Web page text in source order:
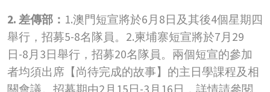
2. 差傳部： 1.澳門短宣將於6月8日及其後4個星期四
舉行，招募5-8名隊員。2.柬埔寨短宣將於7月29
日-8月3日舉行，招募20名隊員。兩個短宣的參加
者均須出席【尚待完成的故事】的主日學課程及相
關會議。招募期由2月15日-3月16日，詳情請參閱